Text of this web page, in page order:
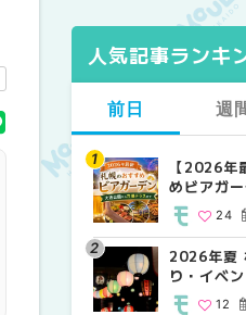
人気記事ランキ
前日
【2026年
めビアガ
順に徹底
穴場テラ
24
2026年夏
り・イベ
MouLa12
週